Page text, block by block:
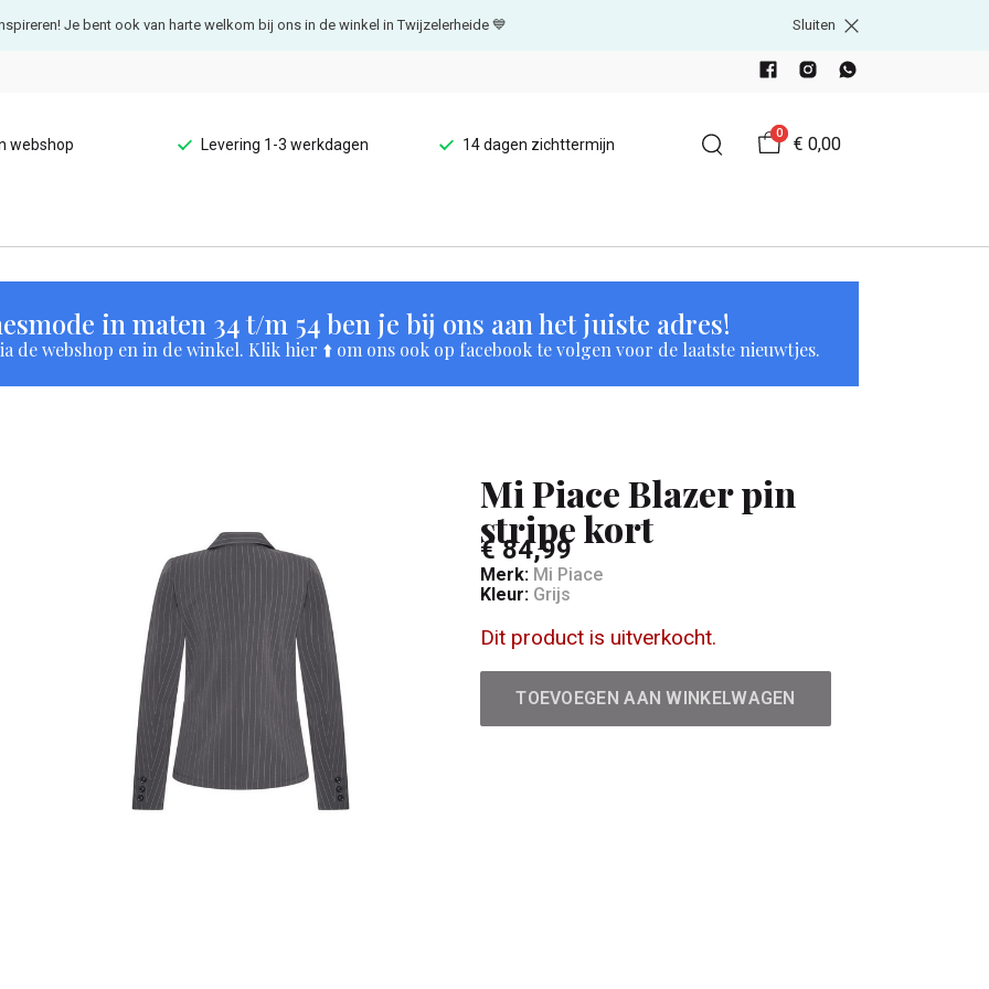
Je bent ook van harte welkom bij ons in de winkel in Twijzelerheide 💙 Sluiten
webshop Levering 1-3 werkdagen 14 dagen zichttermijn
0
€ 0,00
in maten 34 t/m 54 ben je bij ons aan het juiste adres!
de webshop en in de winkel. Klik hier ⬆️ om ons ook op facebook te volgen voor de laatste nieuwtjes.
Mi Piace Blazer pin
stripe kort
€ 84,99
Merk: Mi Piace
Kleur: Grijs
Dit product is uitverkocht.
TOEVOEGEN AAN WINKELWAGEN